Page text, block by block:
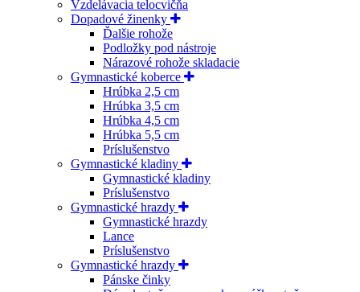
Vzdelávacia telocvičňa
Dopadové žinenky
Ďalšie rohože
Podložky pod nástroje
Nárazové rohože skladacie
Gymnastické koberce
Hrúbka 2,5 cm
Hrúbka 3,5 cm
Hrúbka 4,5 cm
Hrúbka 5,5 cm
Príslušenstvo
Gymnastické kladiny
Gymnastické kladiny
Príslušenstvo
Gymnastické hrazdy
Gymnastické hrazdy
Lance
Príslušenstvo
Gymnastické hrazdy
Pánske činky